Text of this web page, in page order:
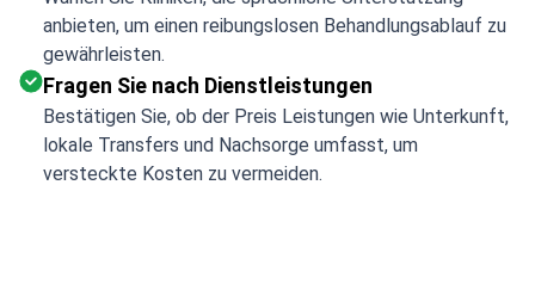
anbieten, um einen reibungslosen Behandlungsablauf zu
gewährleisten.
Fragen Sie nach Dienstleistungen
Bestätigen Sie, ob der Preis Leistungen wie Unterkunft,
lokale Transfers und Nachsorge umfasst, um
versteckte Kosten zu vermeiden.